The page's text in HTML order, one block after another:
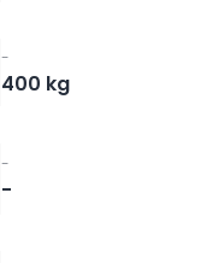
-
400 kg
-
-